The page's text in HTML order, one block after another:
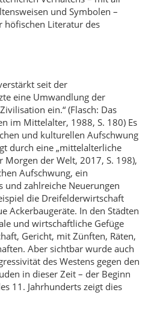
und Symbolen –
höfischen Literatur des
seit der
eine Umwandlung der
ein.“ (Flasch: Das
im Mittelalter, 1988, S. 180) Es
und kulturellen Aufschwung
durch eine „mittelalterliche
Morgen der Welt, 2017, S. 198),
Aufschwung, ein
und zahlreiche Neuerungen
die Dreifelderwirtschaft
Ackerbaugeräte. In den Städten
und wirtschaftliche Gefüge
Gericht, mit Zünften, Räten,
Aber sichtbar wurde auch
des Westens gegen den
in dieser Zeit – der Beginn
11. Jahrhunderts zeigt dies